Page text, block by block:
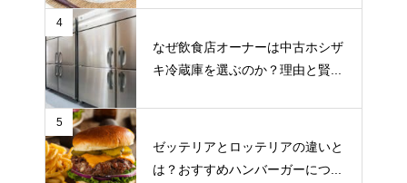
4
なぜ飲食店オーナーは中古ホシザ
キ冷蔵庫を選ぶのか？理由と賢...
5
ゼッテリアとロッテリアの違いと
は？おすすめハンバーガーにつ...